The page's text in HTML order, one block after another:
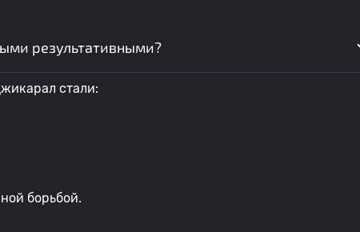
результативными?
стали:
борьбой.